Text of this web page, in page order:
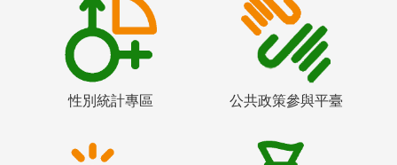
性別統計專區 公共政策參與平臺